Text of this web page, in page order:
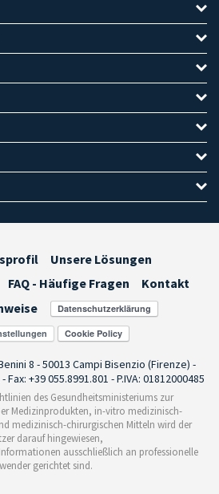
Unsere Lösungen
FAQ - Häufige Fragen
Kontakt
8 - 50013 Campi Bisenzio (Firenze) -
Fax: +39 055.8991.801 - P.IVA: 01812000485
des Gesundheitsministeriums zur
Medizinprodukten, in-vitro medizinisch-
medizinisch-chirurgischen Mitteln wird der
darauf hingewiesen,
ausschließlich an professionelle
gerichtet sind.